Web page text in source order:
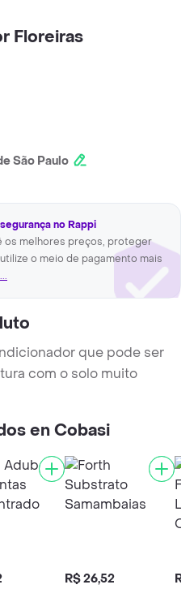
Floreiras
São Paulo
no Rappi
os melhores preços, proteger
o meio de pagamento mais
que pode ser
com o solo muito
en Cobasi
R$ 26,52 R$